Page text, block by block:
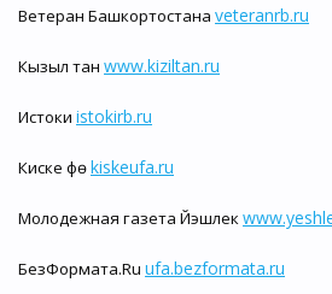
Ветеран Башкортостана veteranrb.ru
Кызыл тан www.kiziltan.ru
Истоки istokirb.ru
Киске Өфөkiskeufa.ru
Молодежная газета Йэшлек
БезФормата.Ru ufa.bezformata.ru